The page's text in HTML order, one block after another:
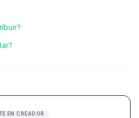
EN CREADOR